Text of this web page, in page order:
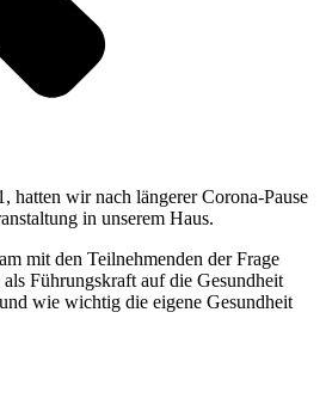
hatten wir nach längerer Corona-Pause
in unserem Haus.
mit den Teilnehmenden der Frage
Führungskraft auf die Gesundheit
wie wichtig die eigene Gesundheit